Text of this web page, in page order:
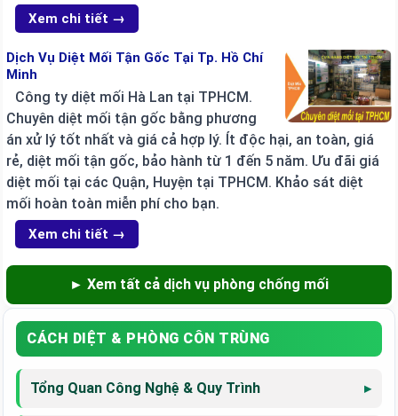
Xem chi tiết →
Dịch Vụ Diệt Mối Tận Gốc Tại Tp. Hồ Chí
Minh
Công ty diệt mối Hà Lan tại TPHCM.
Chuyên diệt mối tận gốc bằng phương
án xử lý tốt nhất và giá cả hợp lý. Ít độc hại, an toàn, giá
rẻ, diệt mối tận gốc, bảo hành từ 1 đến 5 năm. Ưu đãi giá
diệt mối tại các Quận, Huyện tại TPHCM. Khảo sát diệt
mối hoàn toàn miễn phí cho bạn.
Xem chi tiết →
► Xem tất cả dịch vụ phòng chống mối
CÁCH DIỆT & PHÒNG CÔN TRÙNG
Tổng Quan Công Nghệ & Quy Trình